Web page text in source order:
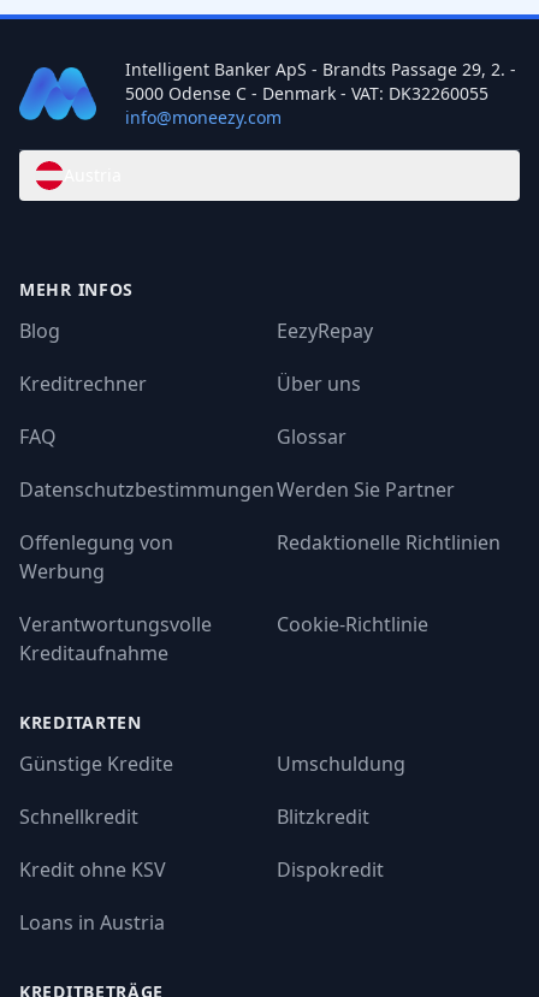
Intelligent Banker ApS - Brandts Passage 29, 2. -
5000 Odense C - Denmark - VAT: DK32260055
info@moneezy.com
MEHR INFOS
Blog
EezyRepay
Kreditrechner
Über uns
FAQ
Glossar
DatenschutzbestimmungenWerden Sie Partner
Offenlegung von
Werbung
Redaktionelle Richtlinien
Verantwortungsvolle
Kreditaufnahme
Cookie-Richtlinie
KREDITARTEN
Günstige Kredite
Umschuldung
Schnellkredit
Blitzkredit
Kredit ohne KSV
Dispokredit
Loans in Austria
KREDITBETRÄGE